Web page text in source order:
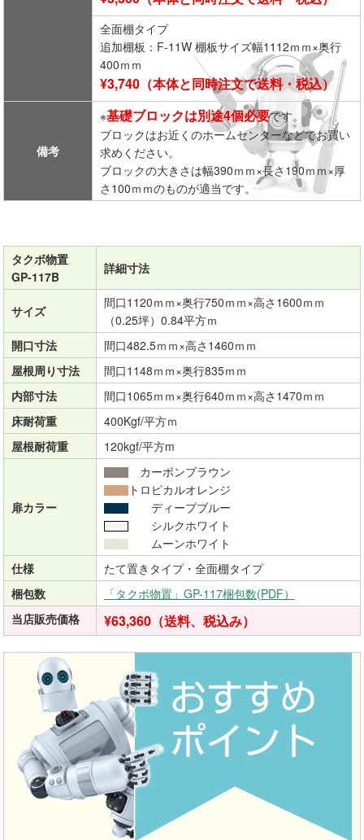
全面棚タイプ
追加棚板：F-11W 棚板サイズ幅1112ｍｍ×奥行
400ｍｍ
¥3,740（本体と同時注文で送料・税込）
備考
※基礎ブロックは別途4個必要です。
ブロックはお近くのホームセンターなどでお買い
求めください。
ブロックの大きさは幅390ｍｍ×長さ190ｍｍ×厚
さ100ｍｍのものが適当です。
タクボ物置
GP-117B
詳細寸法
サイズ
間口1120ｍｍ×奥行750ｍｍ×高さ1600ｍｍ
（0.25坪）0.84平方ｍ
開口寸法
間口482.5ｍｍ×高さ1460ｍｍ
屋根周り寸法
間口1148ｍｍ×奥行835ｍｍ
内部寸法
間口1065ｍｍ×奥行640ｍｍ×高さ1470ｍｍ
床耐荷重
400Kgf/平方ｍ
屋根耐荷重
120kgf/平方m
扉カラー
カーボンブラウン
トロピカルオレンジ
ディープブルー
シルクホワイト
ムーンホワイト
仕様
たて置きタイプ・全面棚タイプ
梱包数
「タクボ物置」GP-117梱包数(PDF）
当店販売価格
¥63,360（送料、税込み）